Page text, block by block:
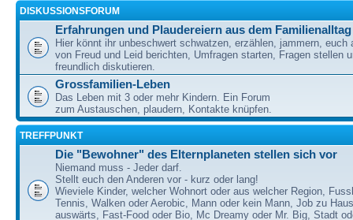
DISKUSSIONSFORUM
Erfahrungen und Plaudereiern aus dem Familienalltag
Hier könnt ihr unbeschwert schwatzen, erzählen, jammern, euch
von Freud und Leid berichten, Umfragen starten, Fragen stellen
freundlich diskutieren.
Grossfamilien-Leben
Das Leben mit 3 oder mehr Kindern. Ein Forum
zum Austauschen, plaudern, Kontakte knüpfen.
TREFFPUNKT
Die "Bewohner" des Elternplaneten stellen sich vor
Niemand muss - Jeder darf.
Stellt euch den Anderen vor - kurz oder lang!
Wieviele Kinder, welcher Wohnort oder aus welcher Region,
Tennis, Walken oder Aerobic, Mann oder kein Mann, Job zu
auswärts, Fast-Food oder Bio, Mc Dreamy oder Mr. Big, Stadt